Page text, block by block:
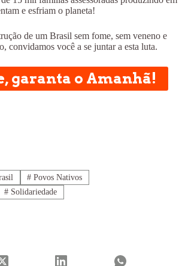
e esfriam o planeta!
de um Brasil sem fome, sem veneno e
convidamos você a se juntar a esta luta.
garanta o Amanhã!
# Povos Nativos
#Solidariedade